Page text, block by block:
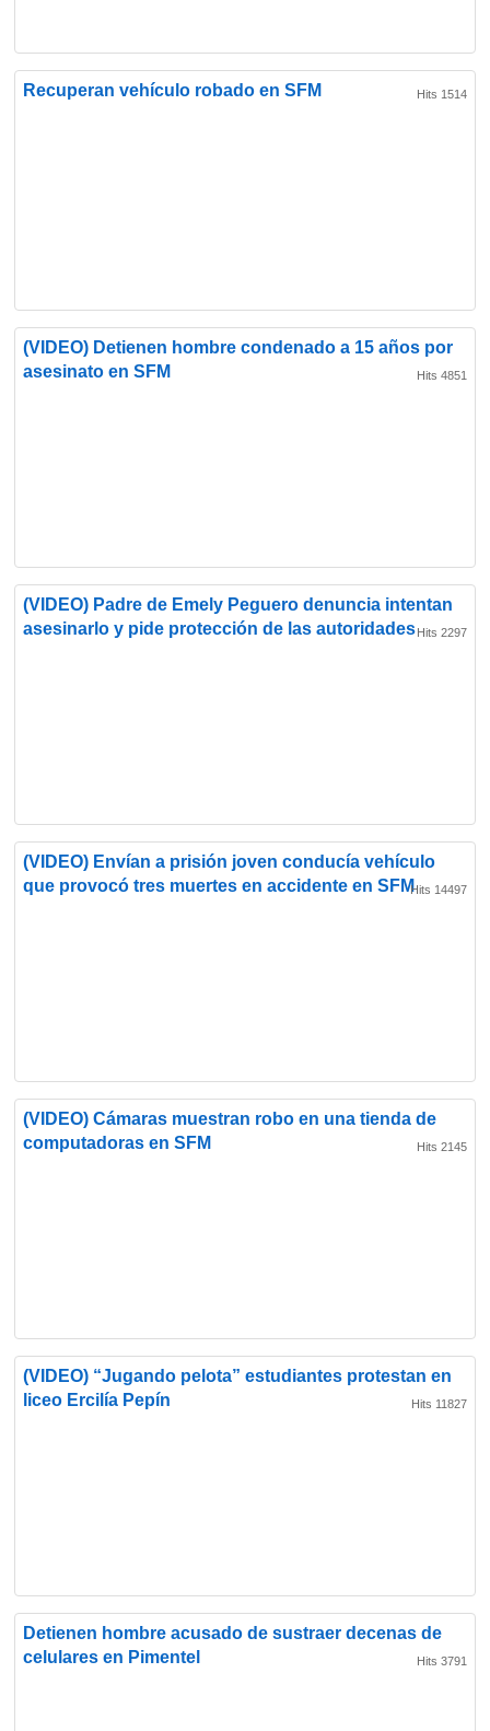
Recuperan vehículo robado en SFM Hits 1514
(VIDEO) Detienen hombre condenado a 15 años por
asesinato en SFM
Hits 4851
(VIDEO) Padre de Emely Peguero denuncia intentan
asesinarlo y pide protección de las autoridadesHits 2297
(VIDEO) Envían a prisión joven conducía vehículo
que provocó tres muertes en accidente en SFMHits 14497
(VIDEO) Cámaras muestran robo en una tienda de
computadoras en SFM
Hits 2145
(VIDEO) “Jugando pelota” estudiantes protestan en
liceo Ercilía Pepín
Hits 11827
Detienen hombre acusado de sustraer decenas de
celulares en Pimentel
Hits 3791